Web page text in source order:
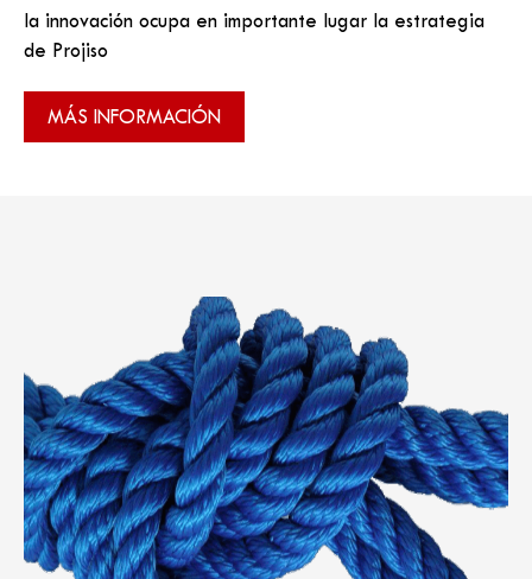
la innovación ocupa en importante lugar la estrategia
de Projiso
MÁS INFORMACIÓN